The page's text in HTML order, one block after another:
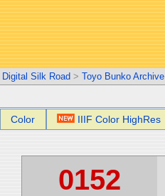
Digital Silk Road > Toyo Bunko Archive
Color IIIF Color HighRes
0152